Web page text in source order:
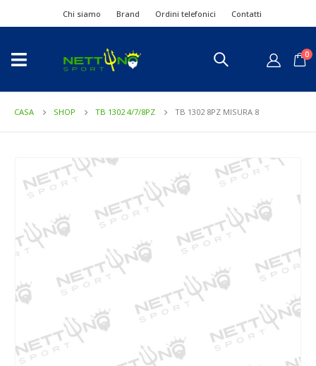
Chi siamo Brand Ordini telefonici Contatti
0
CASA SHOP TB 1302 4/7/8PZ TB 1302 8PZ MISURA 8